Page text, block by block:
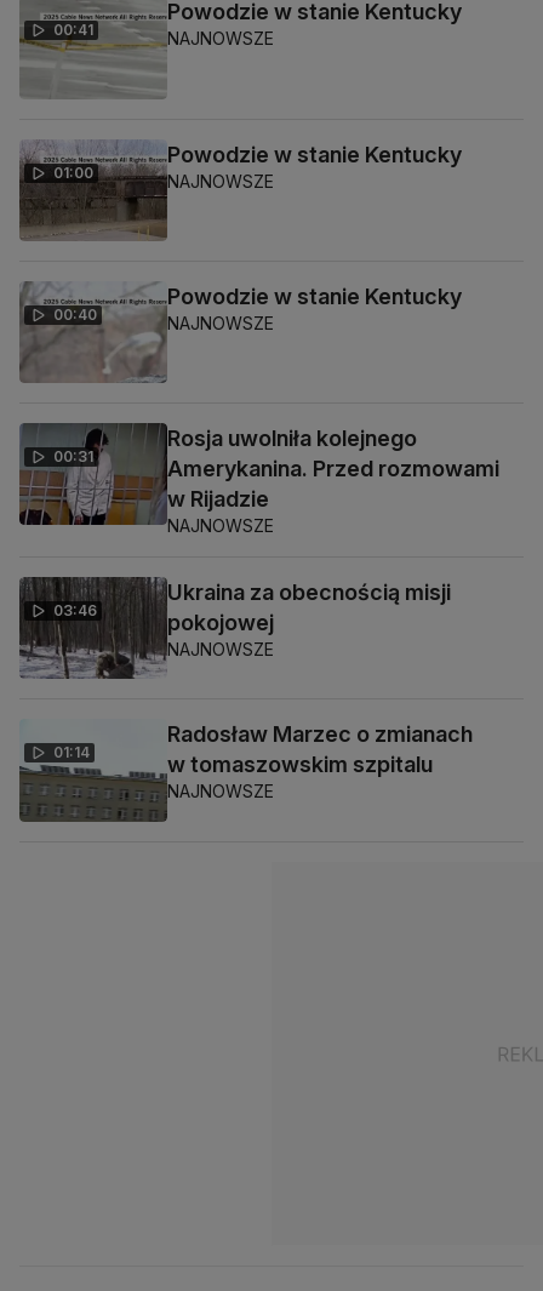
00:41
Powodzie w stanie Kentucky
NAJNOWSZE
01:00
Powodzie w stanie Kentucky
NAJNOWSZE
00:40
Powodzie w stanie Kentucky
NAJNOWSZE
00:31
Rosja uwolniła kolejnego
Amerykanina. Przed rozmowami
w Rijadzie
NAJNOWSZE
03:46
Ukraina za obecnością misji
pokojowej
NAJNOWSZE
01:14
Radosław Marzec o zmianach
w tomaszowskim szpitalu
NAJNOWSZE